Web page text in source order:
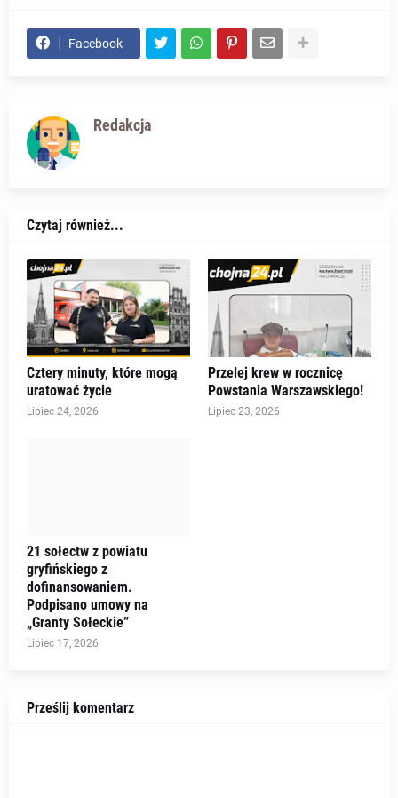
Facebook
Redakcja
Czytaj również...
Cztery minuty, które mogą
uratować życie
Lipiec 24, 2026
Przelej krew w rocznicę
Powstania Warszawskiego!
Lipiec 23, 2026
21 sołectw z powiatu
gryfińskiego z
dofinansowaniem.
Podpisano umowy na
„Granty Sołeckie”
Lipiec 17, 2026
Prześlij komentarz